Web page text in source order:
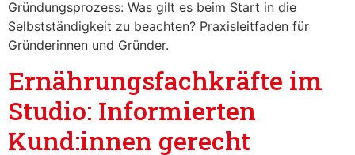
Gründungsprozess: Was gilt es beim Start in die
Selbstständigkeit zu beachten? Praxisleitfaden für
Gründerinnen und Gründer.
Ernährungsfachkräfte im
Studio: Informierten
Kund:innen gerecht